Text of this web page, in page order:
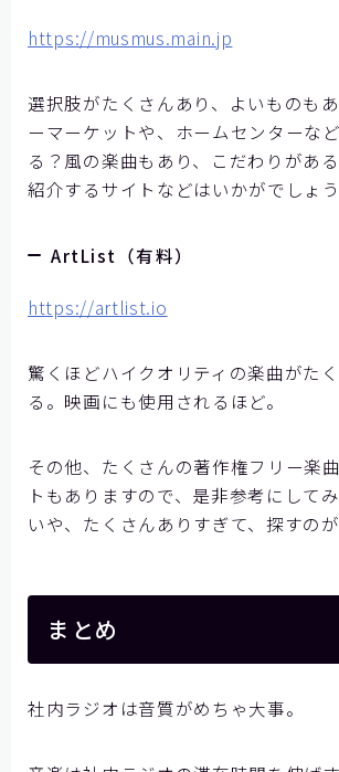
https://musmus.main.jp
選択肢がたくさんあり、よいものも
ーマーケットや、ホームセンターな
る？風の楽曲もあり、こだわりがあ
紹介するサイトなどはいかがでしょう
ArtList（有料）
https://artlist.io
驚くほどハイクオリティの楽曲がた
る。映画にも使用されるほど。
その他、たくさんの著作権フリー楽
トもありますので、是非参考にして
いや、たくさんありすぎて、探すのが
まとめ
社内ラジオは音質がめちゃ大事。